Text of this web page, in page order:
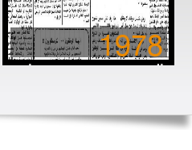
1978
المتخنفسون.. مستهتروا